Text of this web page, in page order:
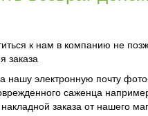
к нам в компанию не
заказа
нашу электронную почту
саженца
заказа от нашего